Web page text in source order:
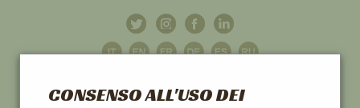
CONSENSO ALL'USO DEI